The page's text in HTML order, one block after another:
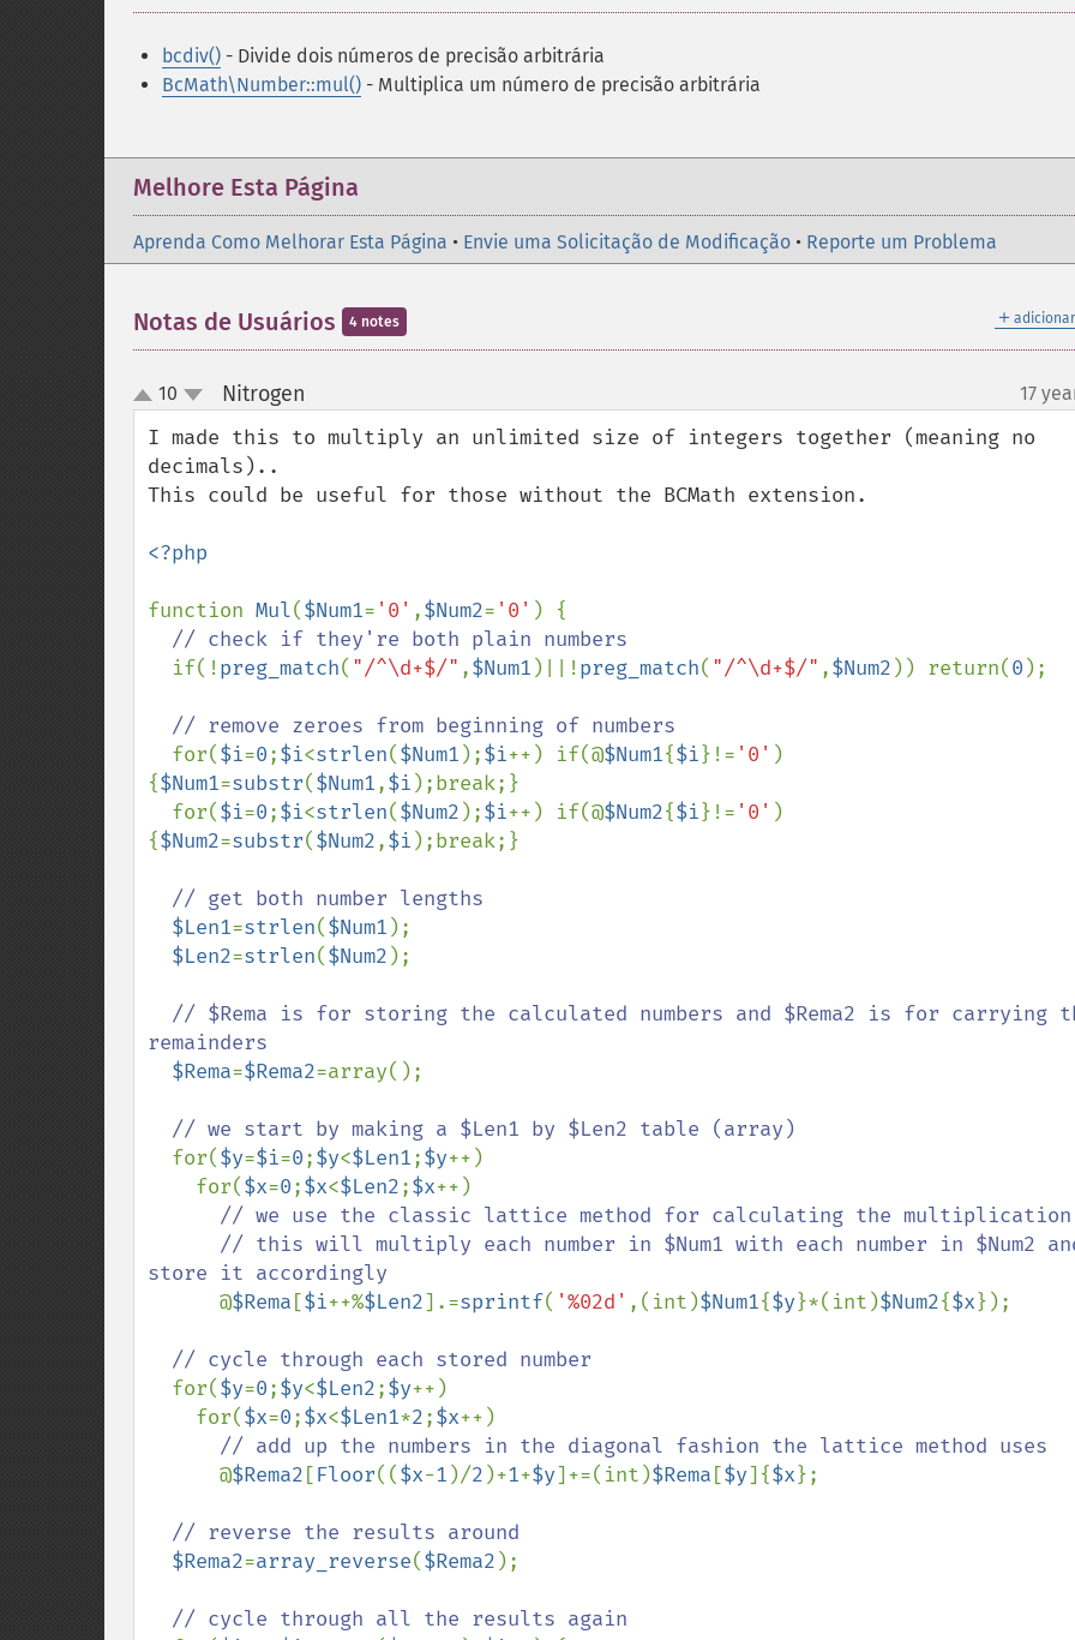
bcdiv() - Divide dois números de precisão arbitrária
BcMath\Number::mul() - Multiplica um número de precisão arbitrária
Melhore Esta Página
Aprenda Como Melhorar Esta Página • Envie uma Solicitação de Modificação • Reporte um Problema
＋
Notas de Usuários 4 notes
up
down
10 Nitrogen 17
I made this to multiply an unlimited size of integers together (meaning no
decimals)..
This could be useful for those without the BCMath extension.
<?php
function Mul($Num1= '0' ,$Num2= '0' ) {
// check if they're both plain numbers
if(!preg_match( "/^\d+$/" ,$Num1 )||!preg_match( "/^\d+$/" ,$Num2 )) return(0 );
// remove zeroes from beginning of numbers
for($i=0;$i<strlen($Num1 );$i++) if(@$Num1{$i}!= '0' )
{$Num1=substr($Num1,$i );break;}
  for(
$i=0;$i<strlen($Num2 );$i++) if(@$Num2{$i}!= '0' )
{$Num2=substr($Num2,$i );break;}
// get both number lengths
$Len1=strlen($Num1 );
$Len2=strlen($Num2 );
// $Rema is for storing the calculated numbers and $Rema2 is for carrying
remainders
$Rema=$Rema2=array();
// we start by making a $Len1 by $Len2 table (array)
for($y=$i=0;$y<$Len1;$y++)
    for(
$x=0;$x<$Len2;$x++)
// we use the classic lattice method for calculating the
store it accordingly
@$Rema [$i++%$Len2].=sprintf( '%02d' ,(int)$Num1{$y}*(int)$Num2{$x});
// cycle through each stored number
for($y=0;$y<$Len2;$y++)
    for(
$x=0;$x<$Len1*2;$x++)
// add up the numbers in the diagonal fashion the lattice method uses
@$Rema2 [Floor(($x-1 )/2 )+1+$y]+=(int)$Rema [$y]{$x};
// reverse the results around
$Rema2=array_reverse($Rema2 );
// cycle through all the results again